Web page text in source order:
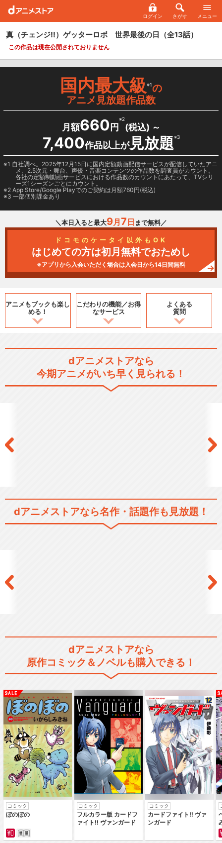
ログイン さがす メニュー
真（チェンジ!!）ゲッターロボ 世界最後の日 （全13話）
この作品は現在公開されておりません
国内最大級※1の
アニメ見放題作品数
月額660 円
※2
(税込) ～
7,400作品以上が見放題※3
1 自社調べ。2025年12月15日に国内定額動画配信サービスが配信していたアニ
メ、2.5次元・舞台、声優・音楽コンテンツの作品数を調査員がカウント。
各社の定額制動画サービスにおける作品数のカウントにあたって、TVシリ
ーズ1シーズンごとにカウント。
2 App Store/Google Playでのご契約は月額760円(税込)
3 一部個別課金あり
＼本日入ると最大9月 7 日 まで無料／
ドコモのケータイ以外もOK
はじめての方は初月無料でおためし
※アプリから入会いただく場合は入会日から14日間無料
アニメもブックも楽し
める！
こだわりの機能／お得
なサービス
よくある
質問
dアニメストアなら
今期アニメがいち早く見られる！
dアニメストアなら名作・話題作も見放題！
dアニメストアなら
原作コミック＆ノベルも購入できる！
コミック
ぼのぼの
コミック
フルカラー版 カードフ
ァイト‼ ヴァンガード
コミック
カードファイト‼ ヴァ
ンガード